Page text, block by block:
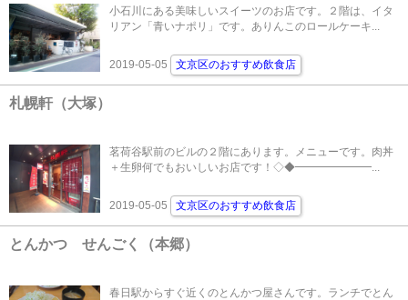
小石川にある美味しいスイーツのお店です。２階は、イタ
リアン「青いナポリ」です。ありんこのロールケーキ...
2019-05-05 文京区のおすすめ飲食店
札幌軒（大塚）
茗荷谷駅前のビルの２階にあります。メニューです。肉丼
＋生卵何でもおいしいお店です！◇◆━━━━━━━...
2019-05-05 文京区のおすすめ飲食店
とんかつ せんごく（本郷）
春日駅からすぐ近くのとんかつ屋さんです。ランチでとん